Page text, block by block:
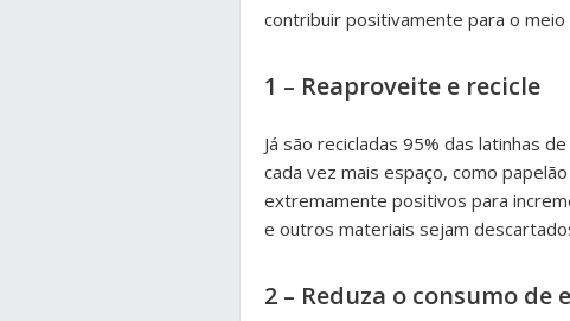
contribuir positivamente para o meio
1 – Reaproveite e recicle
Já são recicladas 95% das latinhas
cada vez mais espaço, como
extremamente positivos para
e outros materiais sejam
2 – Reduza o consumo